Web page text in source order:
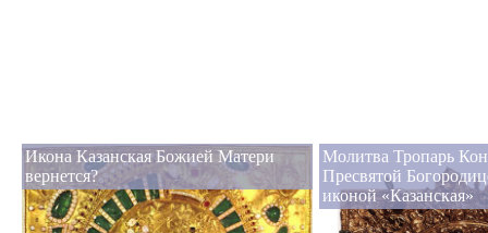
Икона Казанская Божией Матери
вернется?
Молитва Тропарь
Пресвятой
иконой «Казанская»